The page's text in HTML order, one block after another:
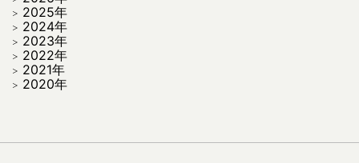
2025年
2024年
2023年
2022年
2021年
2020年